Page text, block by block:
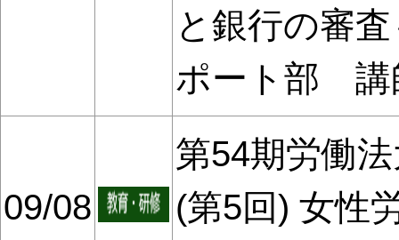
と銀行の審
ポート部 講
09/08
第54期労働
(第5回) 女性